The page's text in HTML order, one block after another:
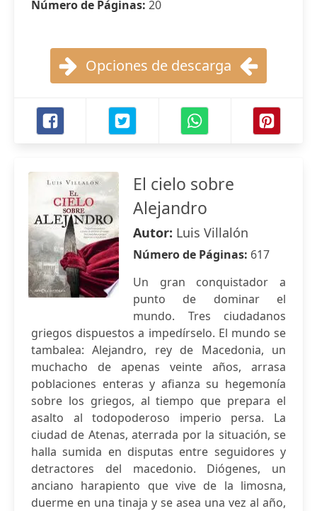
Número de Páginas: 20
Opciones de descarga
El cielo sobre
Alejandro
Autor: Luis Villalón
Número de Páginas: 617
Un gran conquistador a
punto de dominar el
mundo. Tres ciudadanos
griegos dispuestos a impedírselo. El mundo se
tambalea: Alejandro, rey de Macedonia, un
muchacho de apenas veinte años, arrasa
poblaciones enteras y afianza su hegemonía
sobre los griegos, al tiempo que prepara el
asalto al todopoderoso imperio persa. La
ciudad de Atenas, aterrada por la situación, se
halla sumida en disputas entre seguidores y
detractores del macedonio. Diógenes, un
anciano harapiento que vive de la limosna,
duerme en una tinaja y se asea una vez al año,